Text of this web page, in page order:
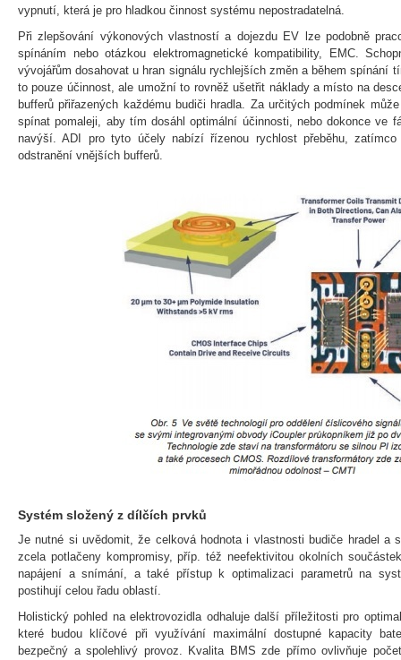
vypnutí, která je pro hladkou činnost systému nepostradatelná.
Při zlepšování výkonových vlastností a dojezdu EV lze podobně
spínáním nebo otázkou elektromagnetické kompatibility, EMC.
vývojářům dosahovat u hran signálu rychlejších změn a během spínání
to pouze účinnost, ale umožní to rovněž ušetřit náklady a místo na
bufferů přiřazených každému budiči hradla. Za určitých podmínek
spínat pomaleji, aby tím dosáhl optimální účinnosti, nebo dokonce ve
navýší. ADI pro tyto účely nabízí řízenou rychlost přeběhu,
odstranění vnějších bufferů.
Systém složený z dílčích prvků
Je nutné si uvědomit, že celková hodnota i vlastnosti budiče hradel a
zcela potlačeny kompromisy, příp. též neefektivitou okolních
napájení a snímání, a také přístup k optimalizaci parametrů na
postihují celou řadu oblastí.
Holistický pohled na elektrovozidla odhaluje další příležitosti pro
které budou klíčové při využívání maximální dostupné kapacity
bezpečný a spolehlivý provoz. Kvalita BMS zde přímo ovlivňuje